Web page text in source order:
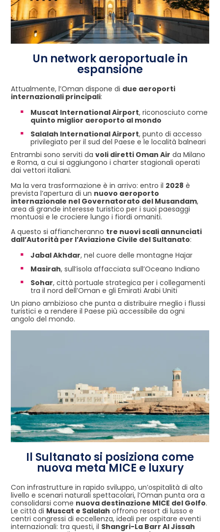
Un network aeroportuale in
espansione
Attualmente, l’Oman dispone di due aeroporti
internazionali principali:
Muscat International Airport, riconosciuto come
quinto miglior aeroporto al mondo
Salalah International Airport, punto di accesso
privilegiato per il sud del Paese e le località balneari
Entrambi sono serviti da voli diretti Oman Air da Milano
e Roma, a cui si aggiungono i charter stagionali operati
dai vettori italiani.
Ma la vera trasformazione è in arrivo: entro il 2028 è
prevista l’apertura di un nuovo aeroporto
internazionale nel Governatorato del Musandam,
area di grande interesse turistico per i suoi paesaggi
montuosi e le crociere lungo i fiordi omaniti.
A questo si affiancheranno tre nuovi scali annunciati
dall’Autorità per l’Aviazione Civile del Sultanato:
Jabal Akhdar, nel cuore delle montagne Hajar
Masirah, sull’isola affacciata sull’Oceano Indiano
Sohar, città portuale strategica per i collegamenti
tra il nord dell’Oman e gli Emirati Arabi Uniti
Un piano ambizioso che punta a distribuire meglio i flussi
turistici e a rendere il Paese più accessibile da ogni
angolo del mondo.
Il Sultanato si posiziona come
nuova meta MICE e luxury
Con infrastrutture in rapido sviluppo, un’ospitalità di alto
livello e scenari naturali spettacolari, l’Oman punta ora a
consolidarsi come nuova destinazione MICE del Golfo.
Le città di Muscat e Salalah offrono resort di lusso e
centri congressi di eccellenza, ideali per ospitare eventi
internazionali: tra questi, il Shangri-La Barr Al Jissah